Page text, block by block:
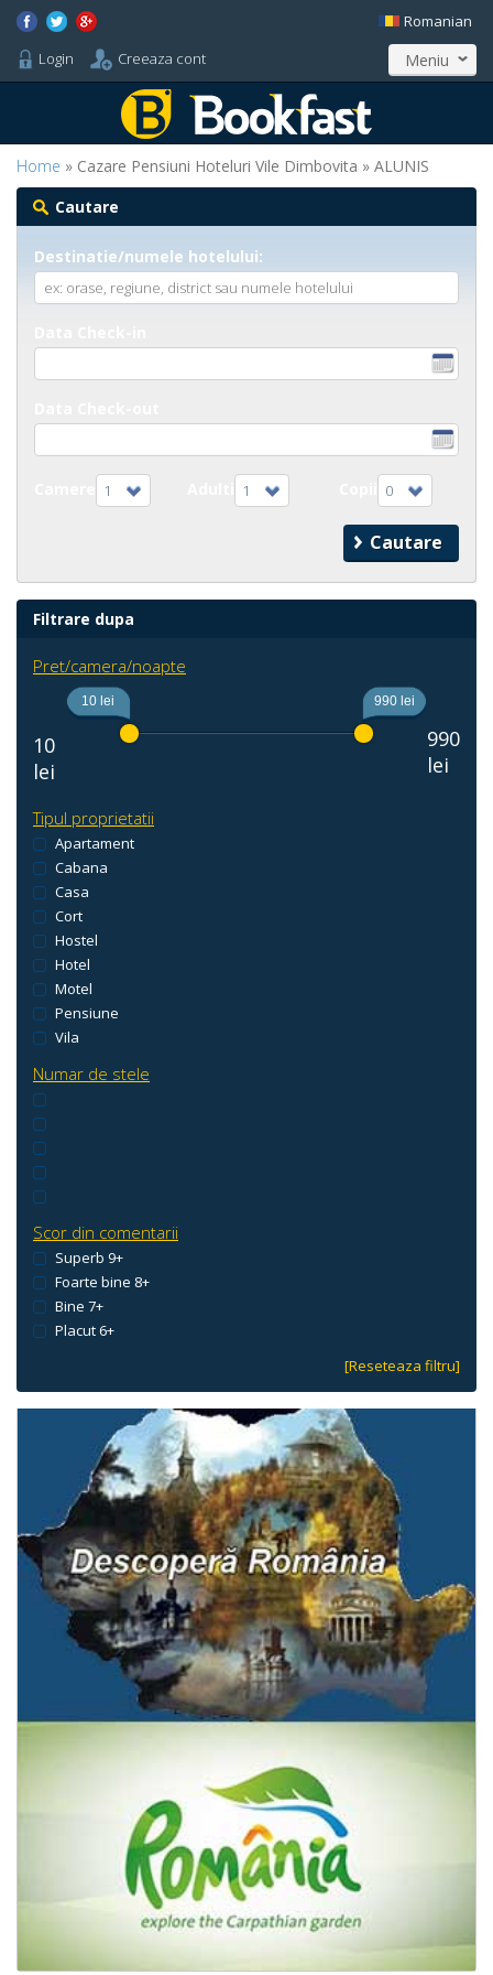
Login Creeaza cont
Romanian
Meniu
Home » Cazare Pensiuni Hoteluri Vile Dimbovita » ALUNIS
Cautare
Destinatie/numele hotelului:
1 1 0
Filtrare dupa
Pret/camera/noapte
10
lei
10 lei 990 lei
990
lei
Tipul proprietatii
Apartament
Cabana
Casa
Cort
Hostel
Hotel
Motel
Pensiune
Vila
Numar de stele
Scor din comentarii
Superb 9+
Foarte bine 8+
Bine 7+
Placut 6+
[Reseteaza filtru]